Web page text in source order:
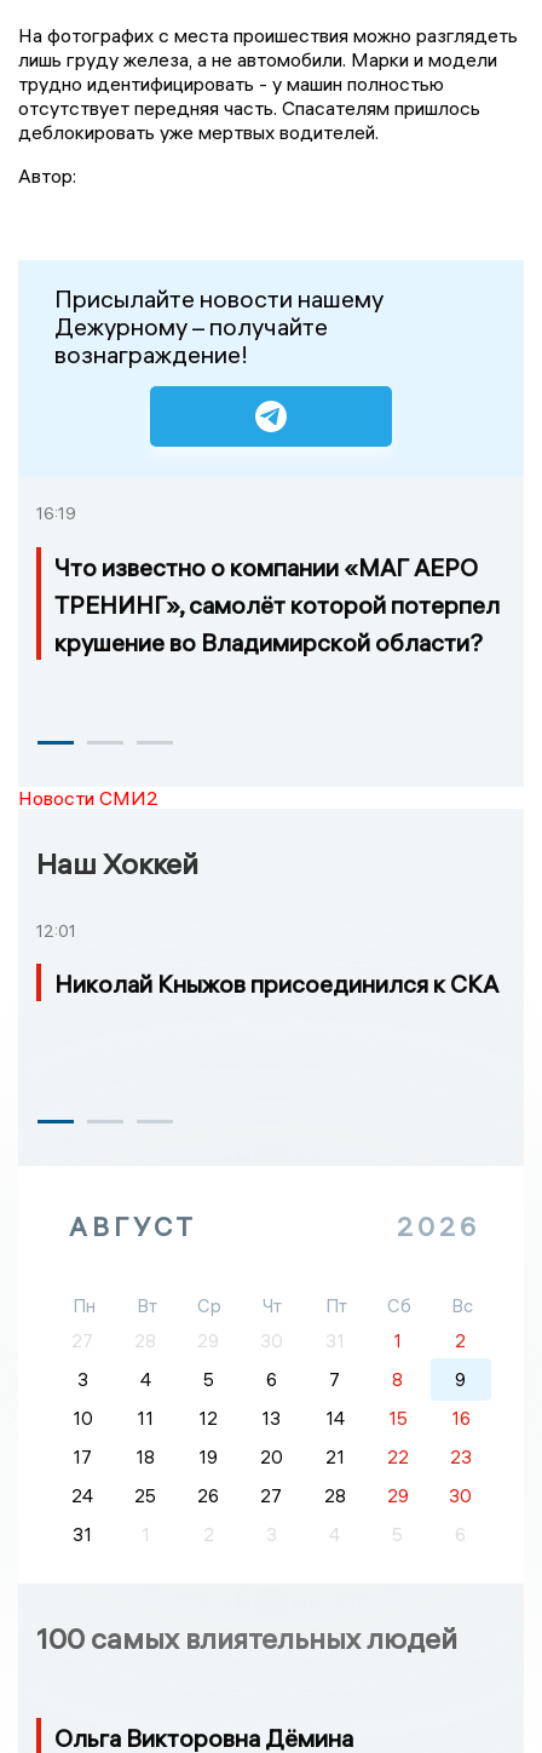
На фотографих с места проишествия можно разглядеть
лишь груду железа, а не автомобили. Марки и модели
трудно идентифицировать - у машин полностью
отсутствует передняя часть. Спасателям пришлось
деблокировать уже мертвых водителей.
Автор:
Присылайте новости нашему
Дежурному – получайте
вознаграждение!
16:19
Что известно о компании «МАГ АЕРО
ТРЕНИНГ», самолёт которой потерпел
крушение во Владимирской области?
Новости СМИ2
Наш Хоккей
12:01
Николай Кныжов присоединился к СКА
АВГУСТ 2026
Пн Вт Ср Чт Пт Сб
Вс
27
28 29 30 31 1
2
3
4 5 6 7 8
9
10
11 12 13 14 15
16
17
18 19 20 21 22
23
24
25 26 27 28 29
30
31
1 2 3 4 5 6
100 самых влиятельных людей
Ольга Викторовна Дёмина